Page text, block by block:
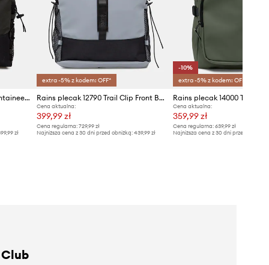
Rains plecak 14270 Trail Mountaineer Rolltop W3
zł
extra -5% z kodem: OFF*
Rains plecak 12790 Trail Clip Front Backpack W3
Cena aktualna:
399,99 zł
Cena regularna:729,99 zł
Najniższa cena z 30 dni przed obniżką:439,99 zł
-10%
extra -5% z kodem: OFF*
Cena aktualna:
359,99 zł
Cena regularna: 639,99 zł
Najniższa cena z 30 dni przed obniżką: